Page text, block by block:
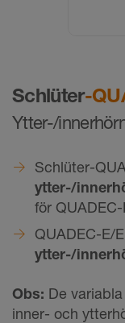
Schlüter-
Ytter-/
Schlüter-
ytter-/
för QUADEC-
QUADEC-E/
ytter-/
​Obs: De
inner- och